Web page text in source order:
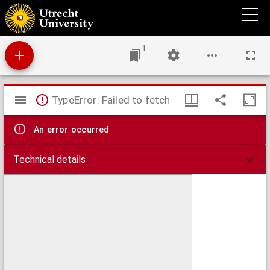
Landkaarte vande Binnen Polder van Slooten en het Middelvelt : groot 1775 morgen
1
Mirador
viewer
TypeError: Failed to fetch
An error occurred
Technical details